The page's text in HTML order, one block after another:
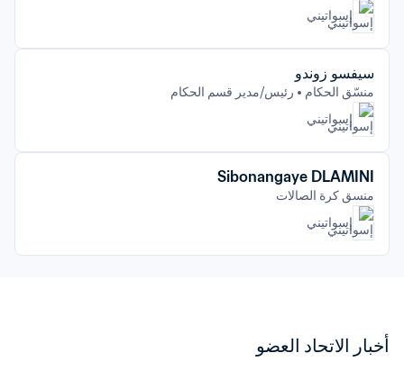
إسواتيني
سيفسو زوندو
منسّق الحكام
رئيس/مدير قسم الحكام
إسواتيني
Sibonangaye DLAMINI
منسق كرة الصالات
إسواتيني
أخبار الاتحاد العضو